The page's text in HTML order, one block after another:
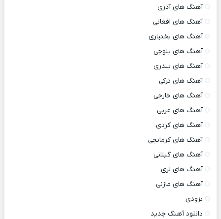
آهنگ های آذری
آهنگ های افغانی
آهنگ های بختیاری
آهنگ های بلوچی
آهنگ های بندری
آهنگ های ترکی
آهنگ های خارجی
آهنگ های عربی
آهنگ های کردی
آهنگ های کرمانجی
آهنگ های گیلانی
آهنگ های لری
آهنگ های مازنی
بزودی
دانلود آهنگ جدید